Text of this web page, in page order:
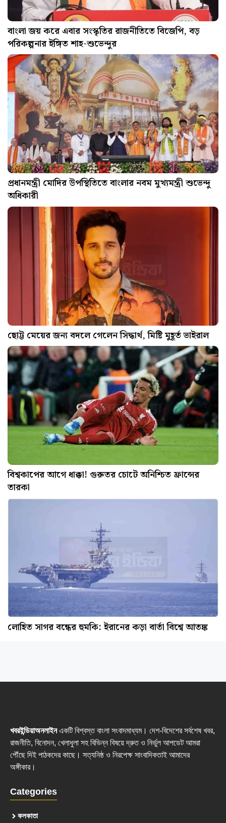
বাংলা জয় করে এবার সংস্কৃতির রাজনীতিতে বিজেপি, বড়
পরিকল্পনার ইঙ্গিত শাহ-শুভেন্দুর
প্রধানমন্ত্রী মোদির উপস্থিতিতে বাংলার নবম মুখ্যমন্ত্রী শুভেন্দু
অধিকারী
ছোট্ট মেয়ের জন্য বদলে গেলেন সিদ্ধার্থ, মিষ্টি মুহূর্ত ভাইরাল
বিশ্বকাপের আগে ধাক্কা! গুরুতর চোটে অনিশ্চিত ফ্রান্সের
তারকা
লোহিত সাগর বন্ধের হুমকি: ইরানের কড়া বার্তা বিশ্বে আতঙ্ক
খবরইন্ডিয়াঅনলাইনএকটি বিশ্বস্ত বাংলা সংবাদমাধ্যম। দেশ-বিদেশের সর্বশেষ খবর,
রাজনীতি, বিনোদন, খেলাধুলা সহ বিভিন্ন বিষয়ে দ্রুত ও নির্ভুল আপডেট আমরা
পৌঁছে দিই পাঠকদের কাছে। সত্যনিষ্ঠ ও নিরপেক্ষ সাংবাদিকতাই আমাদের
অঙ্গীকার।
Categories
কলকাতা